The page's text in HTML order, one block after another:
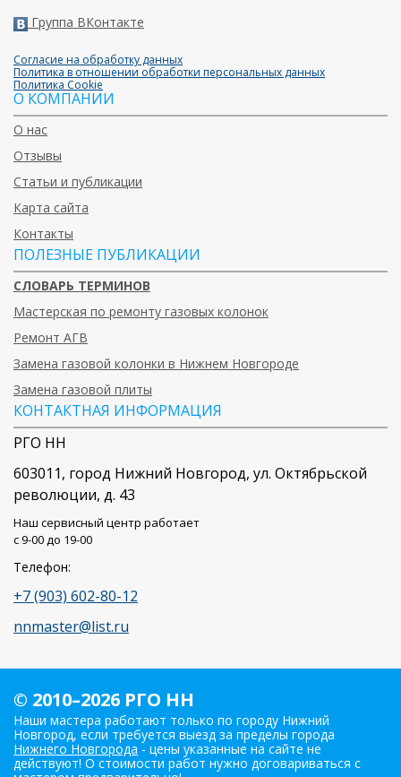
Группа ВКонтакте
Согласие на обработку данных
Политика в отношении обработки персональных данных
Политика Cookie
О КОМПАНИИ
О нас
Отзывы
Статьи и публикации
Карта сайта
Контакты
ПОЛЕЗНЫЕ ПУБЛИКАЦИИ
СЛОВАРЬ ТЕРМИНОВ
Мастерская по ремонту газовых колонок
Ремонт АГВ
Замена газовой колонки в Нижнем Новгороде
Замена газовой плиты
КОНТАКТНАЯ ИНФОРМАЦИЯ
РГО НН
603011, город Нижний Новгород, ул. Октябрьской
революции, д. 43
Наш сервисный центр работает
c 9-00 до 19-00
Телефон:
+7 (903) 602-80-12
nnmaster@list.ru
© 2010–2026 РГО НН
Наши мастера работают только по городу Нижний
Новгород, если требуется выезд за пределы города
Нижнего Новгорода - цены указанные на сайте не
действуют! О стоимости работ нужно договариваться с